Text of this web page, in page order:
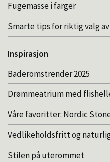
Fugemasse i farger
Smarte tips for riktig valg
Inspirasjon
Baderomstrender 2025
Drømmeatrium med
Våre favoritter: Nordic
Vedlikeholdsfritt og
Stilen på uterommet